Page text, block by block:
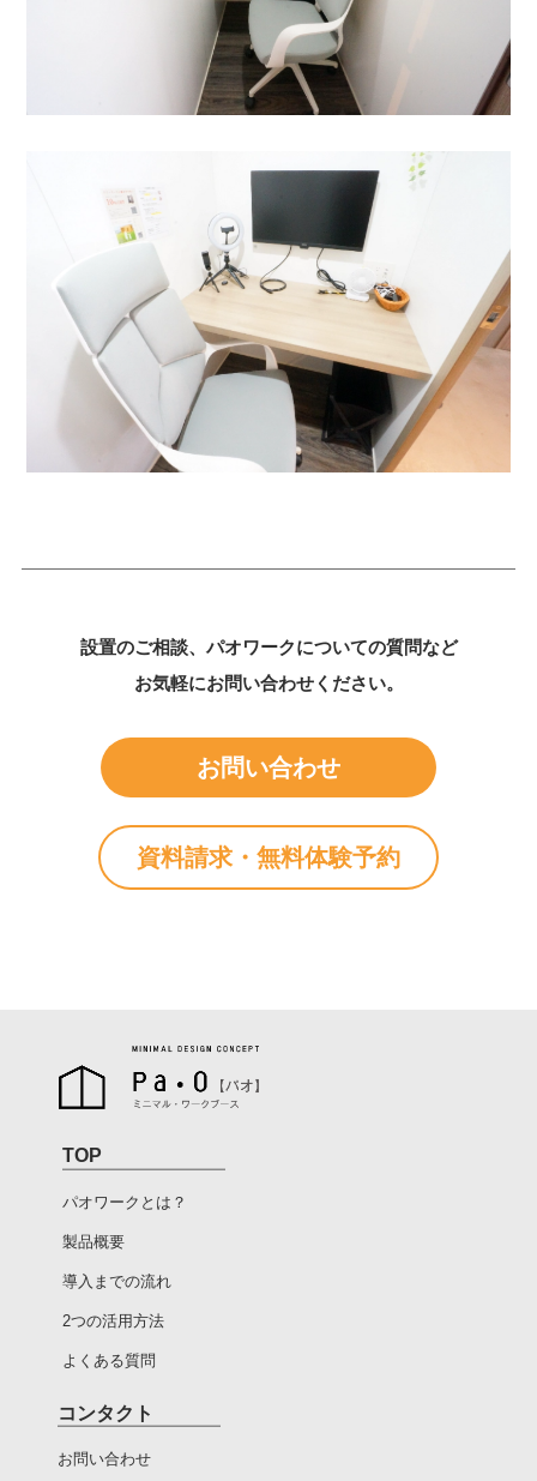
設置のご相談、パオワークについての質問など
お気軽にお問い合わせください。
お問い合わせ
資料請求・無料体験予約
TOP
パオワークとは？
製品概要
導入までの流れ
2つの活用方法
よくある質問
コンタクト
お問い合わせ